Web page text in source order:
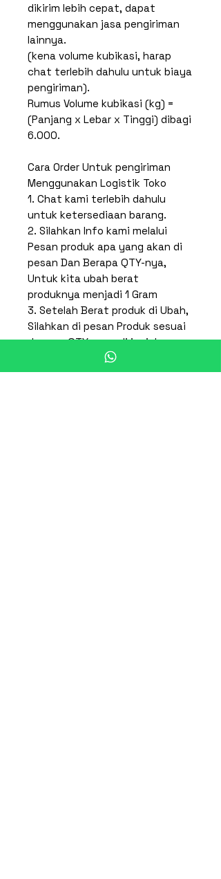
dikirim lebih cepat, dapat
menggunakan jasa pengiriman
lainnya.
(kena volume kubikasi, harap
chat terlebih dahulu untuk biaya
pengiriman).
Rumus Volume kubikasi (kg) =
(Panjang x Lebar x Tinggi) dibagi
6.000.
Cara Order Untuk pengiriman
Menggunakan Logistik Toko
1. Chat kami terlebih dahulu
untuk ketersediaan barang.
2. Silahkan Info kami melalui
Pesan produk apa yang akan di
pesan Dan Berapa QTY-nya,
Untuk kita ubah berat
produknya menjadi 1 Gram
3. Setelah Berat produk di Ubah,
Silahkan di pesan Produk sesuai
dengan QTY yang di inginkan
dan memilih menggunakan Kurir
sicepat